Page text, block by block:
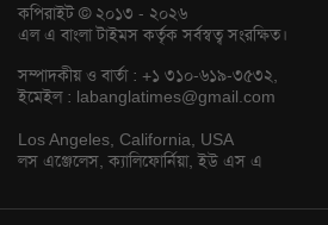
কপিরাইট © ২০১৩ - ২০২৬
এল এ বাংলা টাইমস কর্তৃক সর্বস্বত্ব সংরক্ষিত।
সম্পাদকীয় ও বার্তা : +১ ৩১০-৬১৯-৩৫৩২,
ইমেইল : labanglatimes@gmail.com
Los Angeles, California, USA
লস এঞ্জেলেস, ক্যালিফোর্নিয়া, ইউ এস এ